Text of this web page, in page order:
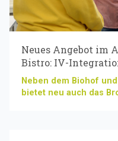
Neues Angebot im
Bistro: IV-
Neben dem Biohof
bietet neu auch das